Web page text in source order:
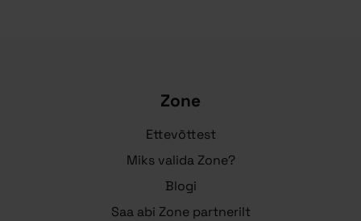
Zone
Ettevõttest
Miks valida Zone?
Blogi
Saa abi Zone partnerilt